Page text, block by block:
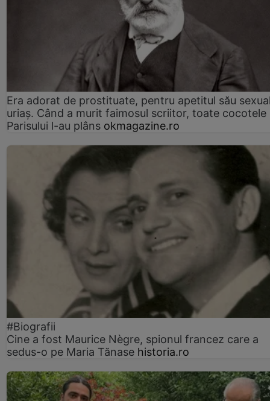
Era adorat de prostituate, pentru apetitul său
uriaș. Când a murit faimosul scriitor, toate cocotele
Parisului l-au plâns okmagazine.ro
#Biografii
Cine a fost Maurice Nègre, spionul francez care a
sedus-o pe Maria Tănase historia.ro